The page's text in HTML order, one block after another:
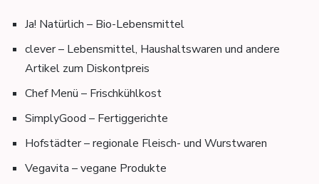
Ja! Natürlich – Bio-Lebensmittel
clever – Lebensmittel, Haushaltswaren und andere
Artikel zum Diskontpreis
Chef Menü – Frischkühlkost
SimplyGood – Fertiggerichte
Hofstädter – regionale Fleisch- und Wurstwaren
Vegavita – vegane Produkte